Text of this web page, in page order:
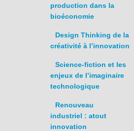
production dans la
bioéconomie
Design Thinking de la
créativité à l’innovation
Science-fiction et les
enjeux de l’imaginaire
technologique
Renouveau
industriel : atout
innovation